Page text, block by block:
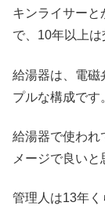
キンライサーと
で、10年以上は
給湯器は、電磁
プルな構成です
給湯器で使われ
メージで良いと
管理人は13年